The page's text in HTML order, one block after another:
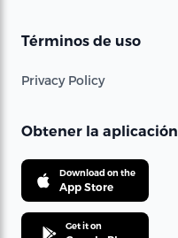
Términos de uso
Privacy Policy
Obtener la aplicación
Download on the
App Store
Get it on